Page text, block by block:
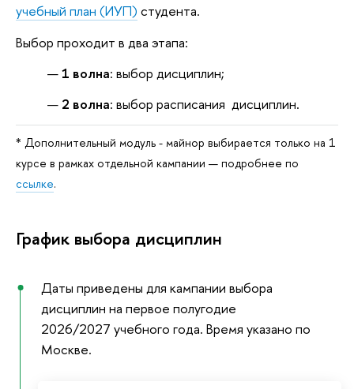
учебный план (ИУП) студента.
Выбор проходит в два этапа:
1 волна: выбор дисциплин;
2 волна: выбор расписания дисциплин.
* Дополнительный модуль - майнор выбирается только на 1
курсе в рамках отдельной кампании — подробнее по
ссылке.
График выбора дисциплин
Даты приведены для кампании выбора
дисциплин на первое полугодие
2026/2027 учебного года. Время указано по
Москве.